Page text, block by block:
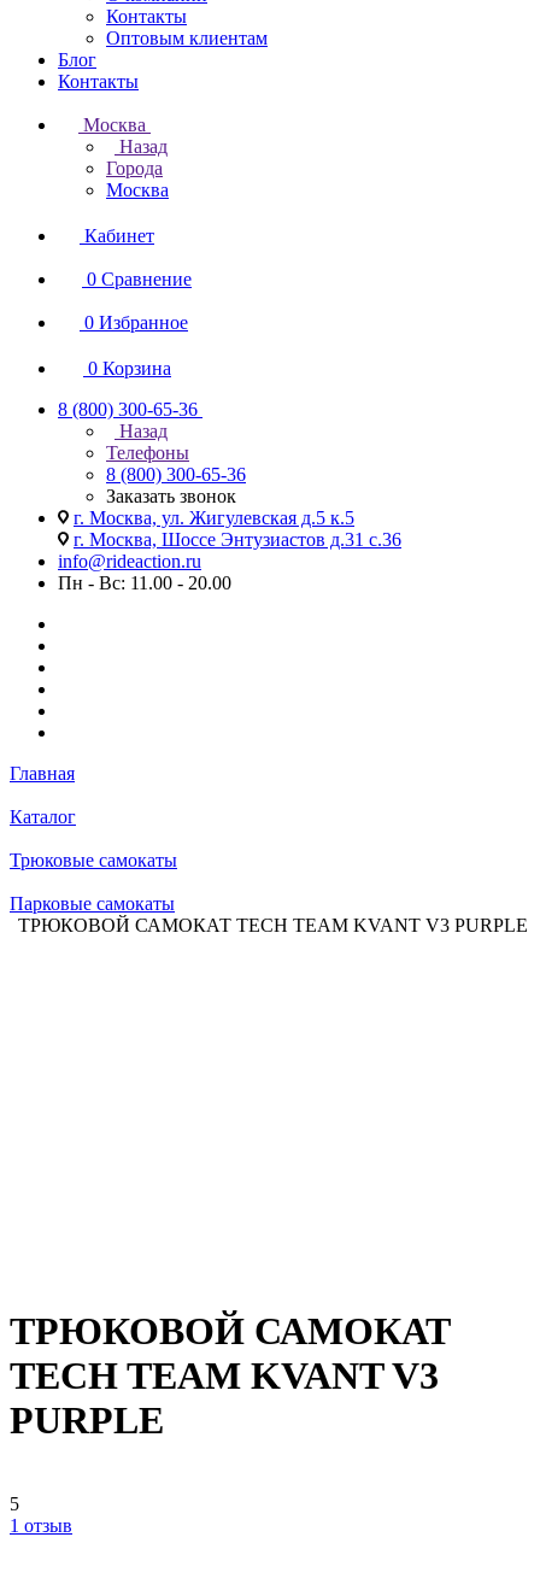
Контакты
Оптовым клиентам
Блог
Контакты
Москва
Назад
Города
Москва
Кабинет
0 Сравнение
0 Избранное
0 Корзина
8 (800) 300-65-36
Назад
Телефоны
8 (800) 300-65-36
Заказать звонок
г. Москва, ул. Жигулевская д.5 к.5
г. Москва, Шоссе Энтузиастов д.31 с.36
info@rideaction.ru
Пн - Вс: 11.00 - 20.00
Главная
Каталог
Трюковые самокаты
Парковые самокаты
ТРЮКОВОЙ САМОКАТ TECH TEAM KVANT V3 PURPLE
ТРЮКОВОЙ САМОКАТ
TECH TEAM KVANT V3
PURPLE
5
1 отзыв